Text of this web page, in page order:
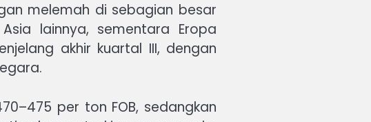
melemah di sebagian besar
lainnya, sementara Eropa
akhir kuartal III, dengan
per ton FOB, sedangkan